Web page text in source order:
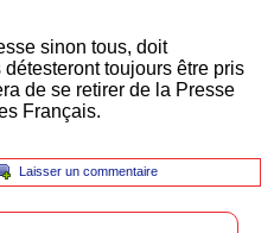
sinon tous, doit
toujours être pris
de se retirer de la Presse
Français.
Laisser un commentaire